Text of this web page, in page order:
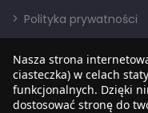
Polityka prywatności
RODO
BIP
Nasza strona
ciasteczka) w celach
funkcjonalnych. Dzięki
dostosować stronę do